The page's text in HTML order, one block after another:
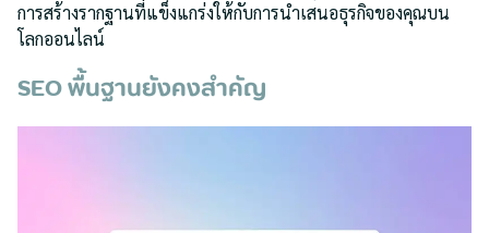
การสร้างรากฐานที่แข็งแกร่งให้กับการนำเสนอธุรกิจของคุณบน
โลกออนไลน์
SEO พื้นฐานยังคงสำคัญ